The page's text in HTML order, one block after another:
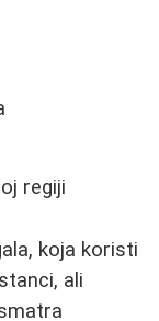
regiji
koja koristi
ali